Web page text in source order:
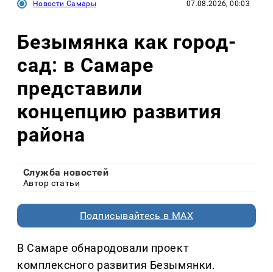
Новости Самары 07.08.2026, 00:03
Безымянка как город-
сад: в Самаре
представили
концепцию развития
района
Служба новостей
Автор статьи
Подписывайтесь в MAX
В Самаре обнародовали проект
комплексного развития Безымянки.